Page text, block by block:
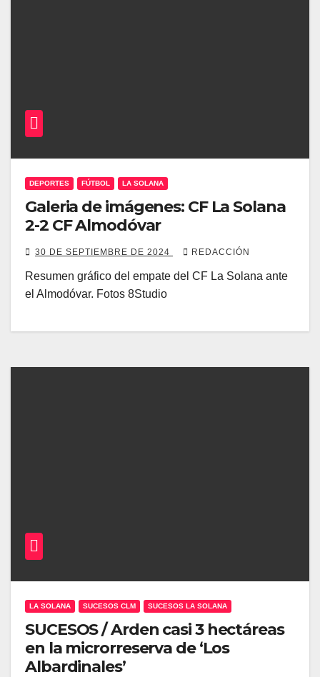
DEPORTES FÚTBOL LA SOLANA
Galeria de imágenes: CF La Solana
2-2 CF Almodóvar
30 DE SEPTIEMBRE DE 2024 REDACCIÓN
Resumen gráfico del empate del CF La Solana ante
el Almodóvar. Fotos 8Studio
LA SOLANA SUCESOS CLM SUCESOS LA SOLANA
SUCESOS / Arden casi 3 hectáreas
en la microrreserva de ‘Los
Albardinales’